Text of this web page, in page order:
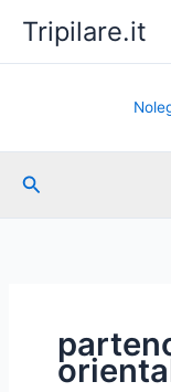
contenuto
Tripilare.it
Cerca